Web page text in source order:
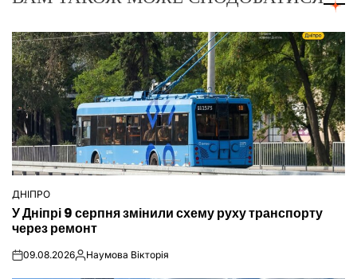
ОПУБЛІКУВАТИ
У
ДНІПРО
У Дніпрі 9 серпня змінили схему руху транспорту
через ремонт
on09.08.2026Опубліковано
Наумова Вікторія